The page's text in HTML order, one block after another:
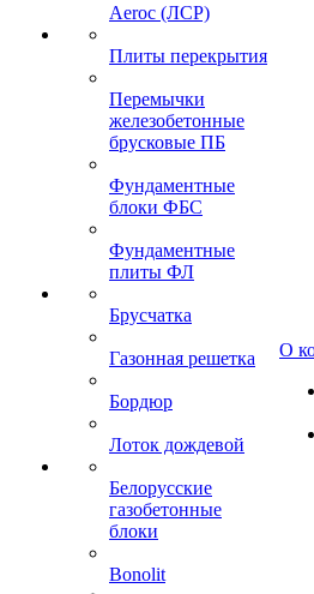
Aeroc (ЛСР)
Плиты перекрытия
Перемычки
железобетонные
брусковые ПБ
Фундаментные
блоки ФБС
Фундаментные
плиты ФЛ
Брусчатка
Газонная решетка
Бордюр
Лоток дождевой
Белорусские
газобетонные
блоки
Bonolit
О